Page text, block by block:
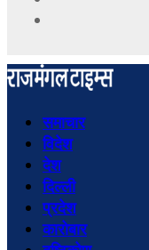
समाचार
विदेश
देश
दिल्ली
प्रदेश
कारोबार